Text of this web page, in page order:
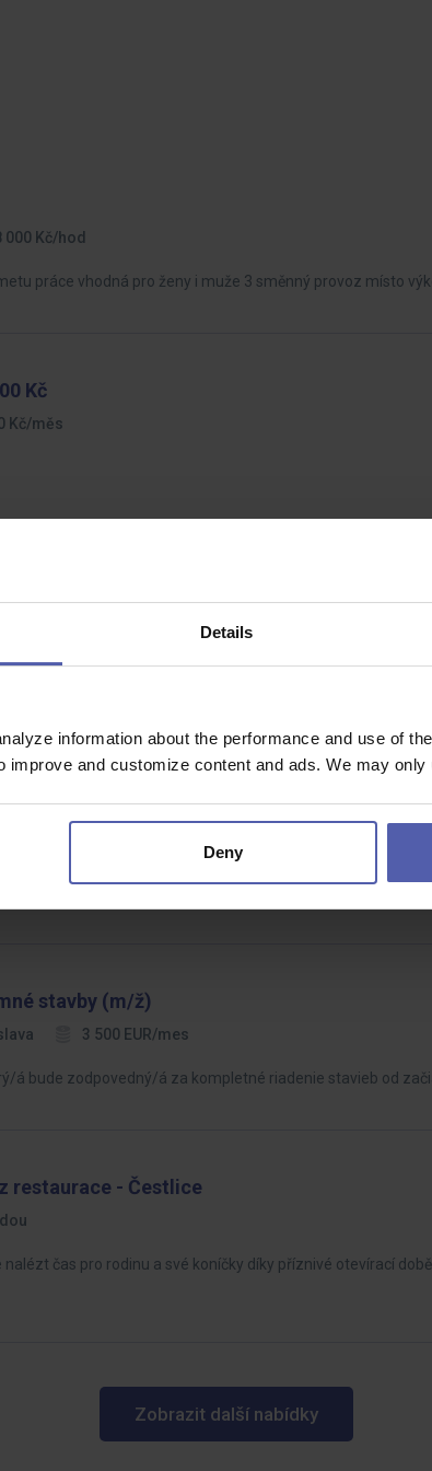
Details
information about the performance and use of
improve and customize content and ads. We may
Deny
000 Kč/hod
práce vhodná pro ženy i muže 3 směnný provoz místo
Kč
Kč/měs
čistě mzdovou účetní. Nehledáme ani člověka,
a komu dává smysl…
Dohodou
práci a ví, že když materiál nebo zboží není tam,
nebo zboží…
stavby (m/ž)
3 500 EUR/mes
á bude zodpovedný/á za kompletné riadenie stavieb od
restaurace - Čestlice
čas pro rodinu a své koníčky díky příznivé otevírací
Zobrazit další nabídky